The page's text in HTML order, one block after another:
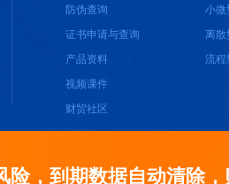
险，到期数据自动清除
防伪查询
证书申请与查询
产品资料
视频课件
财贸社区
小微
离散
流程